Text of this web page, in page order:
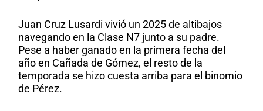
Juan Cruz Lusardi vivió un 2025 de altibajos
navegando en la Clase N7 junto a su padre.
Pese a haber ganado en la primera fecha del
año en Cañada de Gómez, el resto de la
temporada se hizo cuesta arriba para el binomio
de Pérez.